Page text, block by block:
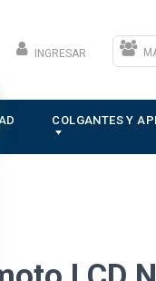
INGRESAR
COLGANTES Y